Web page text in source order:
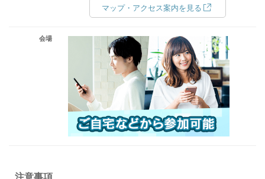
マップ・アクセス案内を見る
会場
注意事項